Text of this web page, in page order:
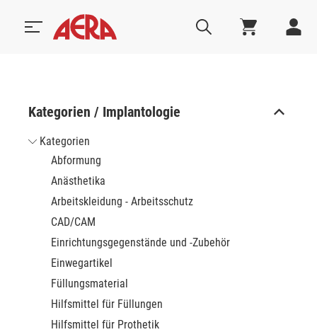
Kategorien / Implantologie
Kategorien
Abformung
Anästhetika
Arbeitskleidung - Arbeitsschutz
CAD/CAM
Einrichtungsgegenstände und -Zubehör
Einwegartikel
Füllungsmaterial
Hilfsmittel für Füllungen
Hilfsmittel für Prothetik